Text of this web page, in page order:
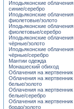
Иподьяконские облачения
синие/серебро
Иподьяконские облачения
фиолетовые/золото
Иподьяконские облачения
фиолетовые/серебро
Иподьяконские облачения
чёрные/золото
Иподьяконские облачения
чёрные/серебро
Мантии одежда
Монашеский обиход
Облачения на жертвенник
Облачения на жертвенник
белые/золото
Облачения на жертвенник
белые/серебро
Облачения на жертвенник
бордо/золото